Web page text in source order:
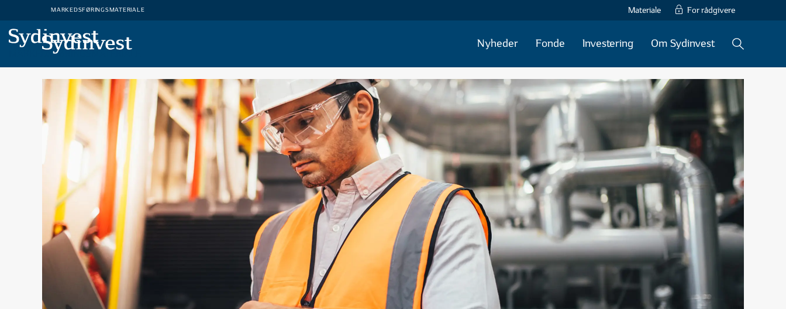
MARKEDSFØRINGSMATERIALE Materiale For rådgivere
MARKEDSFØRINGSMATERIALE
Nyheder Fonde Investering Om Sydinvest